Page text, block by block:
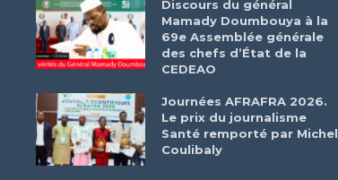
Discours du général
Mamady Doumbouya à la
69e Assemblée générale
des chefs d’État de la
CEDEAO
Journées AFRAFRA 2026.
Le prix du journalisme
Santé remporté par Michel
Coulibaly